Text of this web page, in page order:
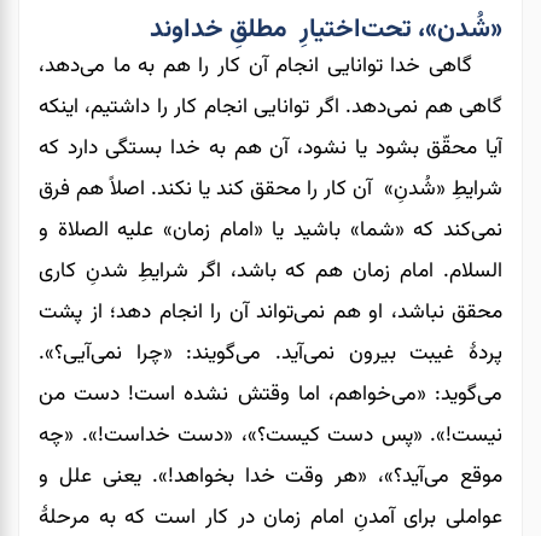
«شُدن»، تحت‌اختیارِ مطلقِ خداوند
گاهی خدا توانایی انجام آن
،
گاهی هم نمی‌دهد. اگر توانایی انجام کار را داشتیم، اینکه
آیا محقّق بشود یا نشود، آن هم به خدا بستگی دارد که
شرایطِ «شُدنِ» آن کار را محقق کند یا نکند. اصلاً هم فرق
نمی‌کند که «شما» باشید یا «امام زمان» علیه الصلاة و
السلام. امام زمان هم که باشد، اگر شرایطِ شدنِ کاری
محقق نباشد، او هم نمی‌تواند آن را انجام دهد؛ از پشت
پردۀ غیبت بیرون نمی‌‌‌‌‌‌آید. می‌‌‌‌‌‌گویند: «چرا نمی‌‌‌‌‌‌آیی؟».
می‌گوید: «می‌خواهم، اما وقتش نشده است! دست من
نیست!». «پس دست کیست؟»، «دست خداست!». «چه
موقع می‌‌‌‌‌‌آید؟»، «هر وقت خدا بخواهد!». یعنی علل و
عواملی برای آمدنِ امام زمان در کار است که به مرحلۀ